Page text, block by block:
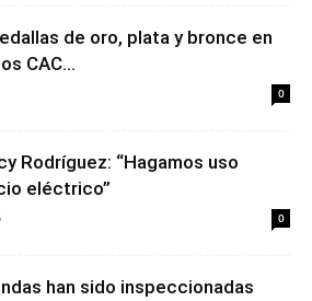
de oro, plata y bronce en
CAC...
0
Rodríguez: “Hagamos uso
eléctrico”
0
han sido inspeccionadas